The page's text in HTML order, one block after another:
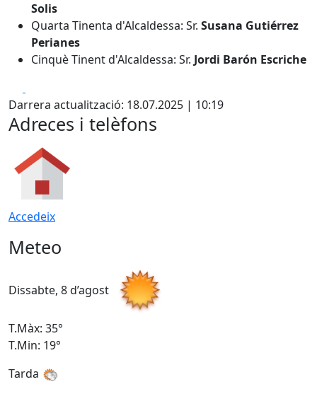
Solis
Quarta Tinenta d'Alcaldessa: Sr. Susana Gutiérrez
Perianes
Cinquè Tinent d'Alcaldessa: Sr. Jordi Barón Escriche
Darrera actualització: 18.07.2025 | 10:19
Adreces i telèfons
Accedeix
Meteo
Dissabte, 8 d’agost
T.Màx: 35°
T.Min: 19°
Tarda